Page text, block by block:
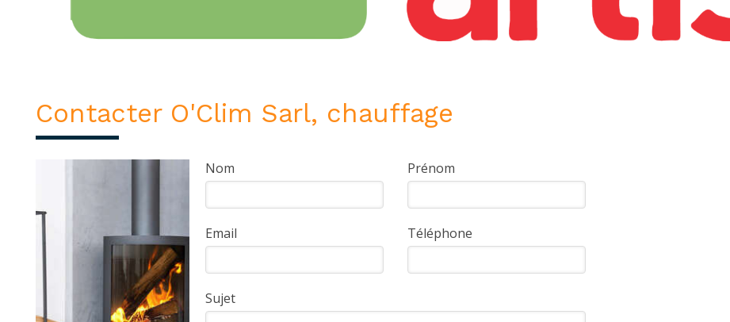
Contacter O'Clim Sarl, chauffage
Nom Prénom
Email Téléphone
Sujet